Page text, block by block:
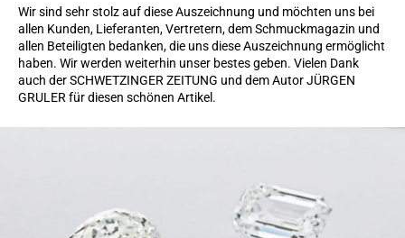
Wir sind sehr stolz auf diese Auszeichnung und möchten uns bei
allen Kunden, Lieferanten, Vertretern, dem Schmuckmagazin und
allen Beteiligten bedanken, die uns diese Auszeichnung ermöglicht
haben. Wir werden weiterhin unser bestes geben. Vielen Dank
auch der SCHWETZINGER ZEITUNG und dem Autor JÜRGEN
GRULER für diesen schönen Artikel.